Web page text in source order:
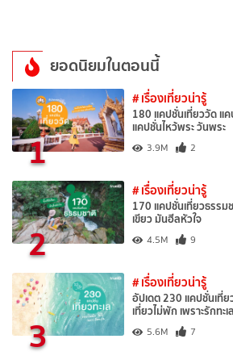
ยอดนิยมในตอนนี้
1
# เรื่องเที่ยวน่ารู้
180 แคปชั่นเที่ยววัด แ
แคปชั่นไหว้พระ วันพระ
3.9M 2
2
# เรื่องเที่ยวน่ารู้
170 แคปชั่นเที่ยวธรร
เขียว มันฮีลหัวใจ
4.5M 9
3
# เรื่องเที่ยวน่ารู้
อัปเดต 230 แคปชั่นเที่ย
เที่ยวไม่พัก เพราะรักทะเล
5.6M 7